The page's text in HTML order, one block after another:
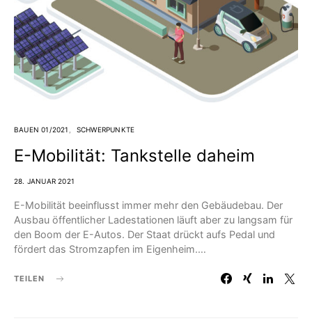
BAUEN 01/2021 SCHWERPUNKTE
E-Mobilität: Tankstelle daheim
28. JANUAR 2021
E-Mobilität beeinflusst immer mehr den Gebäudebau. Der
Ausbau öffentlicher Ladestationen läuft aber zu langsam für
den Boom der E-Autos. Der Staat drückt aufs Pedal und
fördert das Stromzapfen im Eigenheim.…
TEILEN